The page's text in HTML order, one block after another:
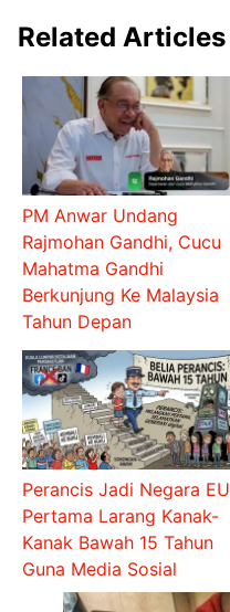
Related Articles
PM Anwar Undang
Rajmohan Gandhi, Cucu
Mahatma Gandhi
Berkunjung Ke Malaysia
Tahun Depan
Perancis Jadi Negara EU
Pertama Larang Kanak-
Kanak Bawah 15 Tahun
Guna Media Sosial